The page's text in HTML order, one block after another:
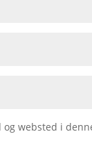
og websted i